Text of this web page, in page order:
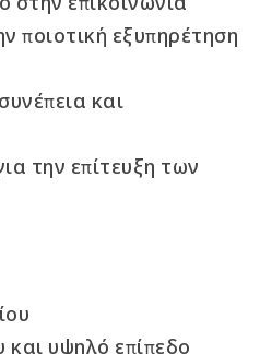
ποιοτική εξυπηρέτηση
και
την επίτευξη των
υψηλό επίπεδο